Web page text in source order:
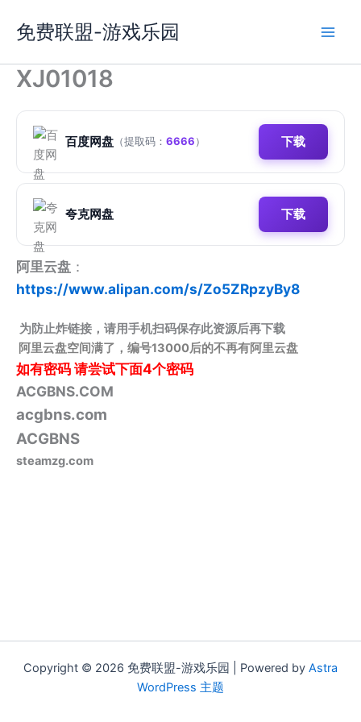
容
免费联盟-游戏乐园
XJ01018
百度网盘 （提取码： 6666） 下载
夸克网盘 下载
阿里云盘 ：
https://www.alipan.com/s/Zo5ZRpzyBy8
为防止炸链接，请用手机扫码保存此资源后再下载
阿里云盘空间满了，编号13000后的不再有阿里云盘
如有密码请尝试下面4个密码
ACGBNS.COM
acgbns.com
ACGBNS
steamzg.com
Copyright © 2026 免费联盟-游戏乐园 | Powered by Astra
WordPress 主题